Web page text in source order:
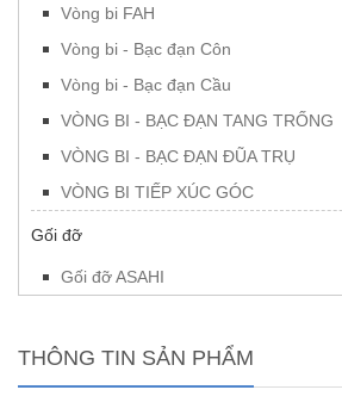
Vòng bi FAH
Vòng bi - Bạc đạn Côn
Vòng bi - Bạc đạn Cầu
VÒNG BI - BẠC ĐẠN TANG TRỐNG
VÒNG BI - BẠC ĐẠN ĐŨA TRỤ
VÒNG BI TIẾP XÚC GÓC
Gối đỡ
Gối đỡ ASAHI
THÔNG TIN SẢN PHẨM